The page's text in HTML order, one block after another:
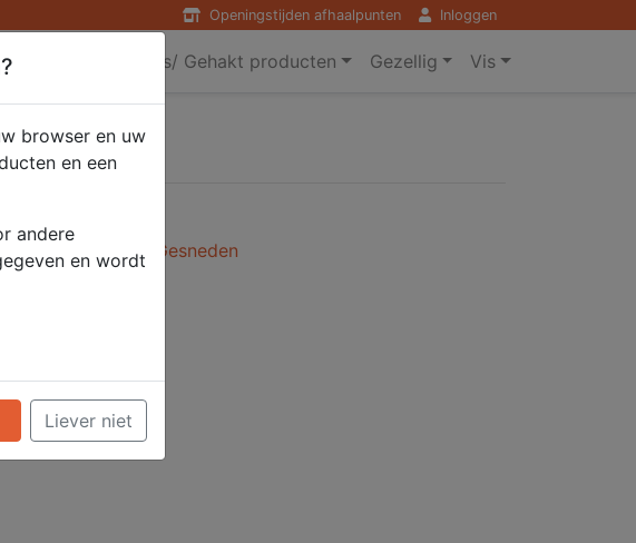
Openingstijden afhaalpunten Inloggen
Hamburgers/ Gehakt producten Gezellig Vis
- Heel / Gesneden
browser en uw
en een
andere
en wordt
Liever niet